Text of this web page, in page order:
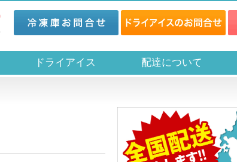
ドライアイス 配達について